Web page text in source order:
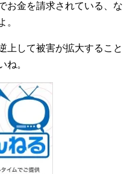
お金を請求されている、な
。
上して被害が拡大すること
ね。